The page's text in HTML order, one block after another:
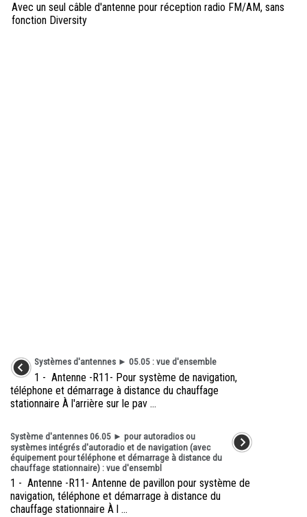
Avec un seul câble d'antenne pour réception radio FM/AM, sans
fonction Diversity
Systèmes d'antennes ► 05.05 : vue d'ensemble
1 - Antenne -R11- Pour système de navigation,
téléphone et démarrage à distance du chauffage
stationnaire À l'arrière sur le pav ...
Système d'antennes 06.05 ► pour autoradios ou
systèmes intégrés d'autoradio et de navigation (avec
équipement pour téléphone et démarrage à distance du
chauffage stationnaire) : vue d'ensembl
1 - Antenne -R11- Antenne de pavillon pour système de
navigation, téléphone et démarrage à distance du
chauffage stationnaire À l ...